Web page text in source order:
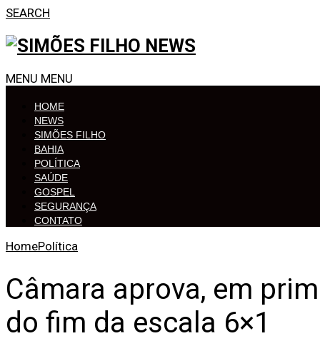
SEARCH
MENU MENU
HOME
NEWS
SIMÕES FILHO
BAHIA
POLÍTICA
SAÚDE
GOSPEL
SEGURANÇA
CONTATO
HomePolítica
Câmara aprova, em
do fim da escala 6×1